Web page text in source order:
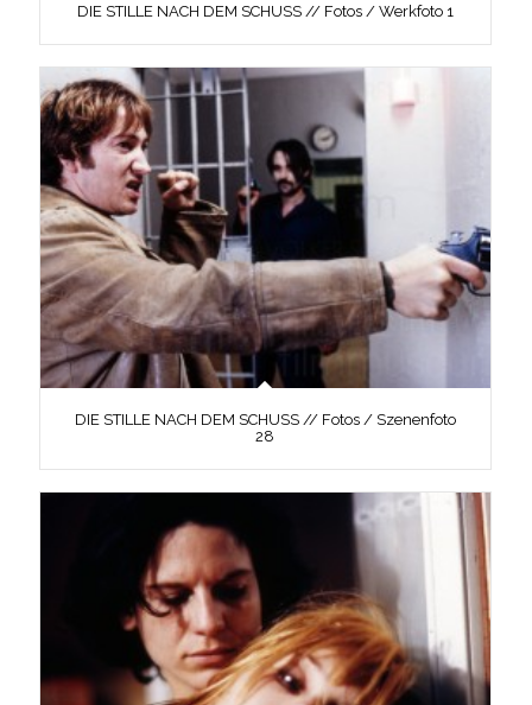
DIE STILLE NACH DEM SCHUSS // Fotos / Werkfoto 1
DIE STILLE NACH DEM SCHUSS // Fotos / Szenenfoto
28